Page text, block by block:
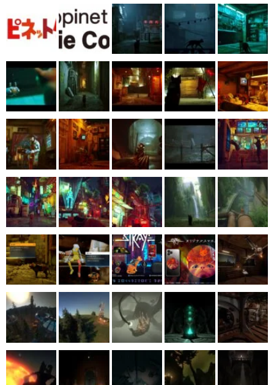
女性向け
アプリレビュー
その他
電ファミニコゲーマーとは？
運営：株式会社マレ